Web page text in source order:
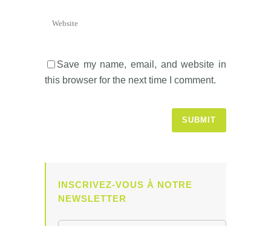
Save my name, email, and website in
this browser for the next time I comment.
INSCRIVEZ-VOUS À NOTRE
NEWSLETTER